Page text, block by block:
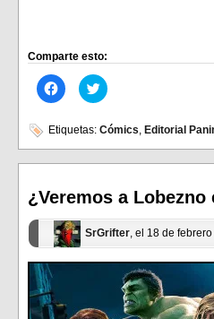
Comparte esto:
Haz
clic
en
Facebook
(Se
abre
ventana
nueva)
Haz
clic
en
(Se
abre
ventana
nueva)
Etiquetas: Cómics, Editorial
¿Veremos a
SrGrifter, el 18 de